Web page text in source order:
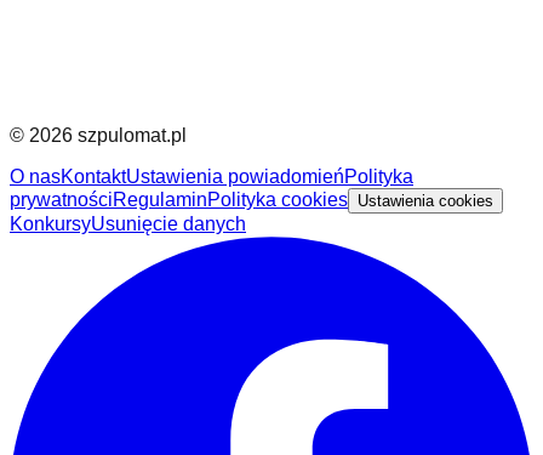
© 2026 szpulomat.pl
O nasKontaktUstawienia powiadomieńPolityka
prywatnościRegulaminPolityka cookies Ustawienia cookies
KonkursyUsunięcie danych